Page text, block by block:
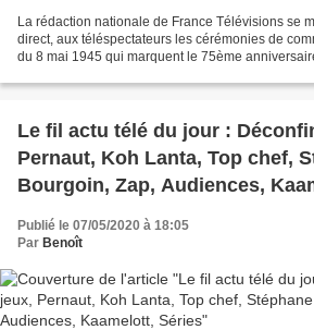
La rédaction nationale de France Télévisions se
direct, aux téléspectateurs les cérémonies de
du 8 mai 1945 qui marquent le 75ème
Le fil actu télé du jour :
Pernaut, Koh Lanta, Top chef,
Bourgoin, Zap, Audiences,
Publié le 07/05/2020 à 18:05
Par Benoît